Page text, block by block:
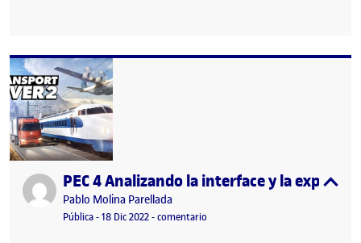
Publicado porPEC 4 Analizando la interface y la
Publicado por
Pablo Molina Parellada
Visibilidad:
Pública-Fecha de publicación
18 Dic 2022-comentario